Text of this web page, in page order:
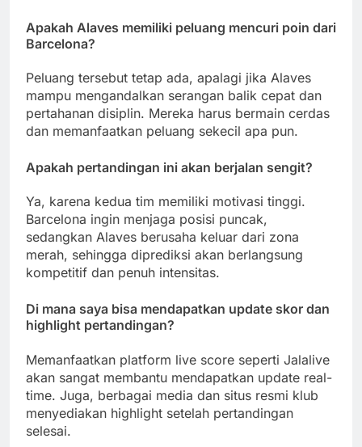
Apakah Alaves memiliki peluang mencuri poin dari
Barcelona?
Peluang tersebut tetap ada, apalagi jika Alaves
mampu mengandalkan serangan balik cepat dan
pertahanan disiplin. Mereka harus bermain cerdas
dan memanfaatkan peluang sekecil apa pun.
Apakah pertandingan ini akan berjalan sengit?
Ya, karena kedua tim memiliki motivasi tinggi.
Barcelona ingin menjaga posisi puncak,
sedangkan Alaves berusaha keluar dari zona
merah, sehingga diprediksi akan berlangsung
kompetitif dan penuh intensitas.
Di mana saya bisa mendapatkan update skor dan
highlight pertandingan?
Memanfaatkan platform live score seperti Jalalive
akan sangat membantu mendapatkan update real-
time. Juga, berbagai media dan situs resmi klub
menyediakan highlight setelah pertandingan
selesai.